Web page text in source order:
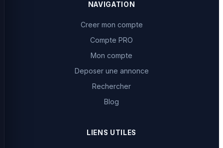
NAVIGATION
Creer mon compte
Compte PRO
Mon compte
Deposer une annonce
Rechercher
Blog
LIENS UTILES